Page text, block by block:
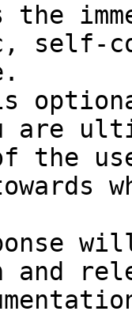
the
self-
are
the
and